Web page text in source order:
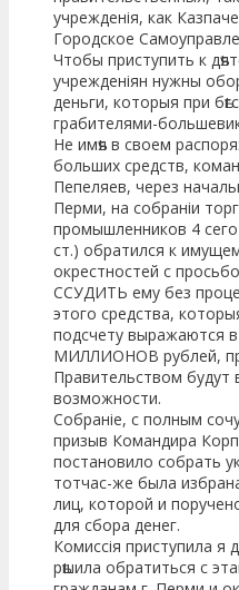
учрежденія, как
Городское
Чтобы приступить к
учрежденіян нужны
деньги, которыя при
грабителями-
Не имѣя в своем
больших средств,
Пепеляев, через
Перми, на собраніи
промышленников 4
ст.) обратился к
окрестностей с
ССУДИТЬ ему без
этого средства,
подсчету выражаются
МИЛЛИОНОВ рублей,
Правительством
возможности.
Собраніе, с полным
призыв Командира
постановило собрать
тотчас-же была
лиц, которой и
для сбора денег.
Комиссія приступила я
рѣшила обратиться с